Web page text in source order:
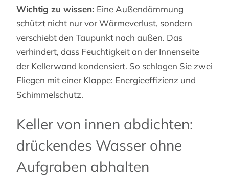
Wichtig zu wissen: Eine Außendämmung
schützt nicht nur vor Wärmeverlust, sondern
verschiebt den Taupunkt nach außen. Das
verhindert, dass Feuchtigkeit an der Innenseite
der Kellerwand kondensiert. So schlagen Sie zwei
Fliegen mit einer Klappe: Energieeffizienz und
Schimmelschutz.
Keller von innen abdichten:
drückendes Wasser ohne
Aufgraben abhalten